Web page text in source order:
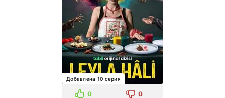
Добавлена 10 серия
0 0